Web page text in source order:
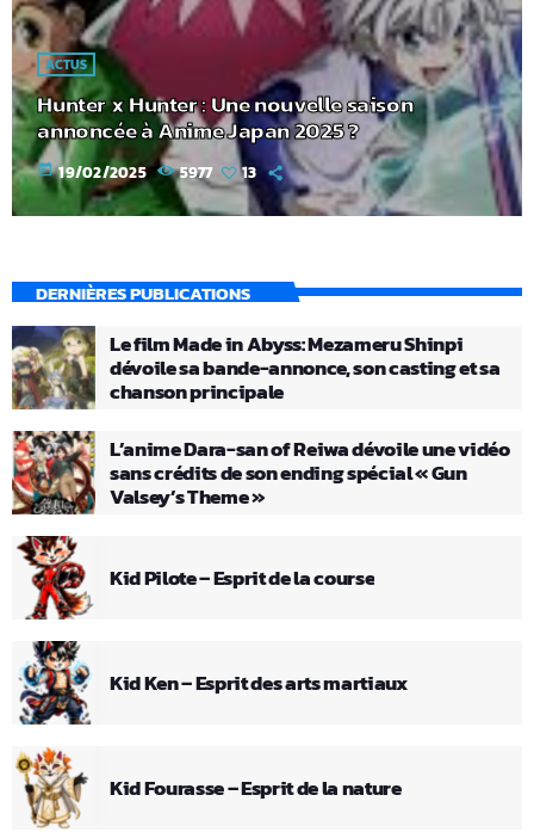
ACTUS
Hunter x Hunter : Une nouvelle saison
annoncée à Anime Japan 2025 ?
today 19/02/2025 5977 13
DERNIÈRES PUBLICATIONS
Le film Made in Abyss: Mezameru Shinpi
dévoile sa bande-annonce, son casting et sa
chanson principale
L’anime Dara-san of Reiwa dévoile une vidéo
sans crédits de son ending spécial « Gun
Valsey’s Theme »
Kid Pilote – Esprit de la course
Kid Ken – Esprit des arts martiaux
Kid Fourasse – Esprit de la nature